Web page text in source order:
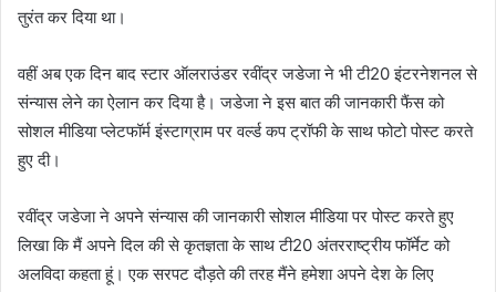
तुरंत कर दिया था।
वहीं अब एक दिन बाद स्टार ऑलराउंडर रवींद्र जडेजा ने भी टी20 इंटरनेशनल से
संन्यास लेने का ऐलान कर दिया है। जडेजा ने इस बात की जानकारी फैंस को
सोशल मीडिया प्लेटफॉर्म इंस्टाग्राम पर वर्ल्ड कप ट्रॉफी के साथ फोटो पोस्ट करते
हुए दी।
रवींद्र जडेजा ने अपने संन्यास की जानकारी सोशल मीडिया पर पोस्ट करते हुए
लिखा कि मैं अपने दिल की से कृतज्ञता के साथ टी20 अंतरराष्ट्रीय फॉर्मेट को
अलविदा कहता हूं। एक सरपट दौड़ते की तरह मैंने हमेशा अपने देश के लिए